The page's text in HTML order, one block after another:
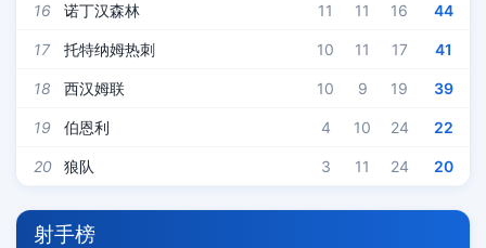
16 诺丁汉森林 11 11 16 44
17 托特纳姆热刺 10 11 17 41
18 西汉姆联 10 9 19 39
19 伯恩利 4 10 24 22
20 狼队 3 11 24 20
射手榜